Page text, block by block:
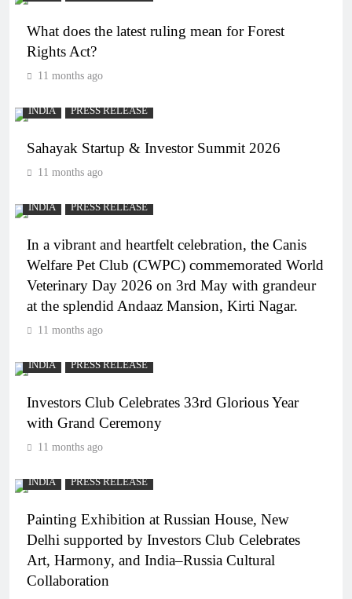
What does the latest ruling mean for Forest
Rights Act?
11 months ago
INDIA PRESS RELEASE
Sahayak Startup & Investor Summit 2026
11 months ago
INDIA PRESS RELEASE
In a vibrant and heartfelt celebration, the Canis
Welfare Pet Club (CWPC) commemorated World
Veterinary Day 2026 on 3rd May with grandeur
at the splendid Andaaz Mansion, Kirti Nagar.
11 months ago
INDIA PRESS RELEASE
Investors Club Celebrates 33rd Glorious Year
with Grand Ceremony
11 months ago
INDIA PRESS RELEASE
Painting Exhibition at Russian House, New
Delhi supported by Investors Club Celebrates
Art, Harmony, and India–Russia Cultural
Collaboration